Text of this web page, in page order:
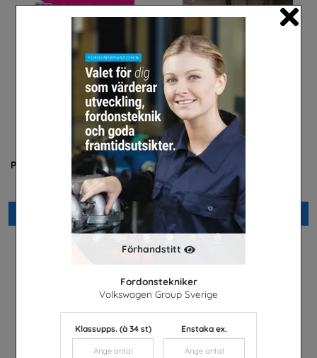
Förhandstitt
Fordonstekniker
Volkswagen Group Sverige
Klassupps. (à 34 st) Enstaka ex.
Praktisera i energibranschen
Energiföretagen Sverige
Beställ 0kr
Yrkessvenska fiber och
stadsnät
Sobona
Beställ 0kr